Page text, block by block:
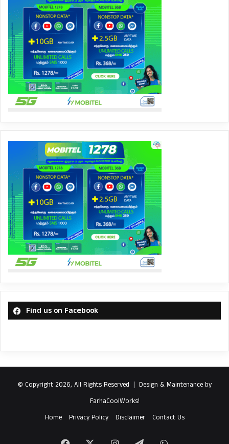
Find us on Facebook
© Copyright 2026, All Rights Reserved | Design & Maintenance by
FarhaCoolWorks!
Home
Privacy Policy Disclaimer Contact Us